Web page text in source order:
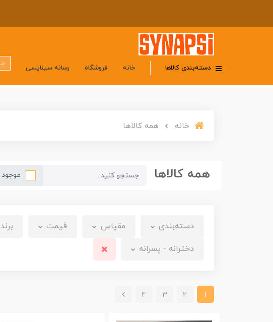
دسته‌بندی کالاها خانه فروشگاه رسانه سیناپسی
خانه همه کالاها
همه کالاها موجود
دسته‌بندی مقیاس قیمت برند
دخترانه - پسرانه
1
2
3
4